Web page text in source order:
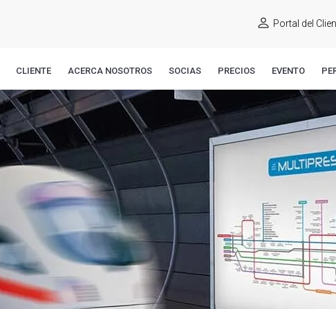
Portal del
CLIENTE ACERCA NOSOTROS SOCIAS PRECIOS EVENTO